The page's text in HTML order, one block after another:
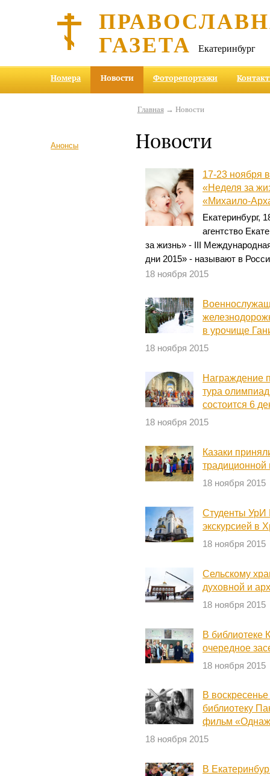
ГАЗЕТА Екатеринбург
Номера Новости Фоторепортажи
Анонсы
Главная→ Новости
Новости
17-23 ноября
«Неделя за
«Михаило-
Екатеринбург,
агентство
за жизнь» - III
дни 2015» - называют в
18 ноября 2015
в урочище
18 ноября 2015
Награждение
тура
состоится 6
18 ноября 2015
Казаки
традиционной
18 ноября 2015
Студенты
экскурсией в
18 ноября 2015
Сельскому
духовной и
18 ноября 2015
В библиотеке
очередное
18 ноября 2015
В
библиотеку
фильм
18 ноября 2015
В